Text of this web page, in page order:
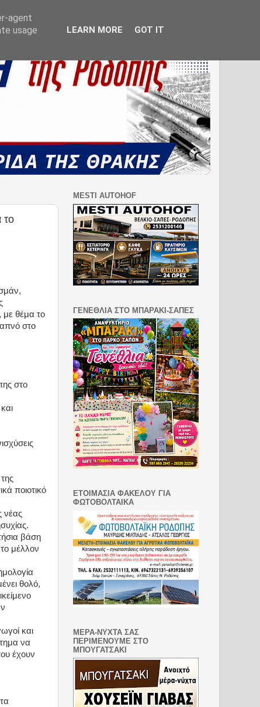
το
θέμα το
στο
στο
ποιοτικό
νέας
βάση
μέλλον
θολό,
και
να
έχουν
MESTI AUTOHOF
ΓΕΝΕΘΛΙΑ ΣΤΟ ΜΠΑΡΑΚΙ-ΣΑΠΕΣ
ΕΤΟΙΜΑΣΙΑ ΦΑΚΕΛΟΥ ΓΙΑ
ΦΩΤΟΒΟΛΤΑΙΚΑ
ΜΕΡΑ-ΝΥΧΤΑ ΣΑΣ
ΠΕΡΙΜΕΝΟΥΜΕ ΣΤΟ
ΜΠΟΥΓΑΤΣΑΚΙ
agent
usage
LEARN MORE GOT IT